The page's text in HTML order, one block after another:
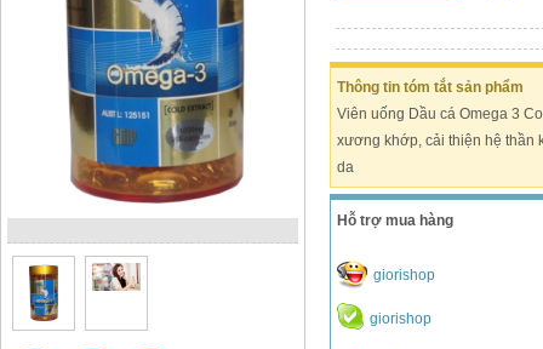
Thông tin tóm tắt sản phẩm
Viên uống Dầu cá Omega 3
xương khớp, cải thiện hệ thần
da
Hỗ trợ mua hàng
giorishop
giorishop